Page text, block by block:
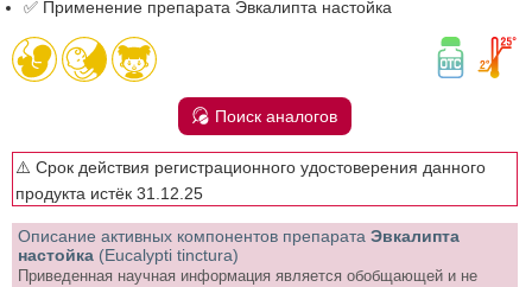
✅ Применение препарата Эвкалипта настойка
Поиск аналогов
⚠️ Срок действия регистрационного удостоверения данного
продукта истёк 31.12.25
Описание активных компонентов препарата Эвкалипта
настойка (Eucalypti tinctura)
Приведенная научная информация является обобщающей и не